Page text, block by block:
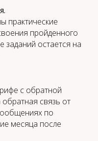
практические
пройденного
заданий остается на
с обратной
связь от
по
месяца после